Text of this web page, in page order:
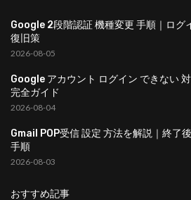
Google 2段階認証 機種変更 手順｜ログ
復旧策
2026-08-05
Google アカウント ログイン できない
完全ガイド
2026-08-04
Gmail POP受信 設定 方法を解説｜終了
手順
2026-08-03
おすすめ記事